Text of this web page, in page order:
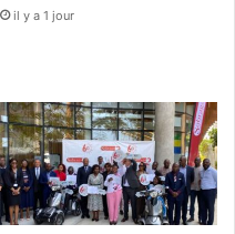
il y a 1 jour